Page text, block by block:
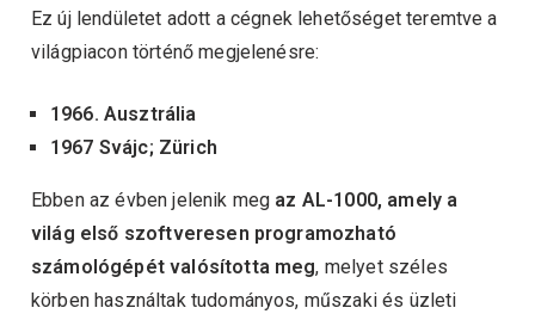
Ez új lendületet adott a cégnek lehetőséget teremtve a
világpiacon történő megjelenésre:
1966. Ausztrália
1967 Svájc; Zürich
Ebben az évben jelenik meg az AL-1000, amely a
világ első szoftveresen programozható
számológépét valósította meg, melyet széles
körben használtak tudományos, műszaki és üzleti